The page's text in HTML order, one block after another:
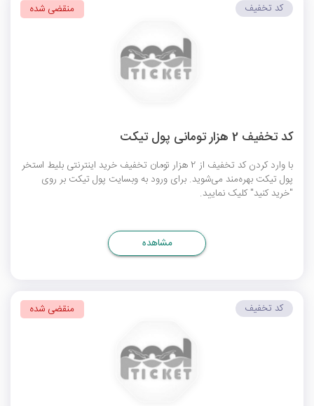
کد تخفیف 2 هزار تومانی پول تیکت
با وارد کردن کد تخفیف از 2 هزار تومان تخفیف خرید اینترنتی بلیط استخر
پول تیکت بهره‌مند می‌شوید. برای ورود به وبسایت پول تیکت بر روی
"خرید کنید" کلیک نمایید.
کد تخفیف منقضی شده
مشاهده
کد تخفیف منقضی شده